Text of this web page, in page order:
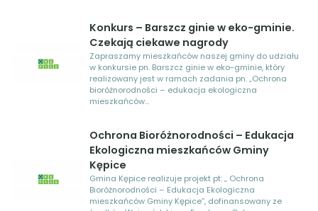
Konkurs – Barszcz ginie w eko-gminie.
Czekają ciekawe nagrody
Zapraszamy mieszkańców naszej gminy do udziału
w konkursie pn. Barszcz ginie w eko-gminie, który
realizowany jest w ramach zadania pn. „Ochrona
bioróżnorodności – edukacja ekologiczna
mieszkańców...
Ochrona Bioróżnorodności – Edukacja
Ekologiczna mieszkańców Gminy
Kępice
Gmina Kępice realizuje projekt pt: „ Ochrona
Bioróżnorodności – Edukacja Ekologiczna
mieszkańców Gminy Kępice”, dofinansowany ze